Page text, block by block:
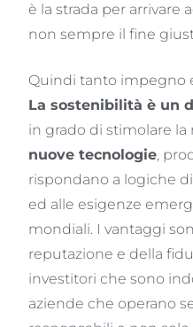
è la strada per arrivare
non sempre il fine
Quindi tanto impegno
La sostenibilità è un
in grado di stimolare la
nuove tecnologie,
rispondano a logiche
ed alle esigenze
mondiali. I vantaggi
reputazione e della
investitori che sono
aziende che operano